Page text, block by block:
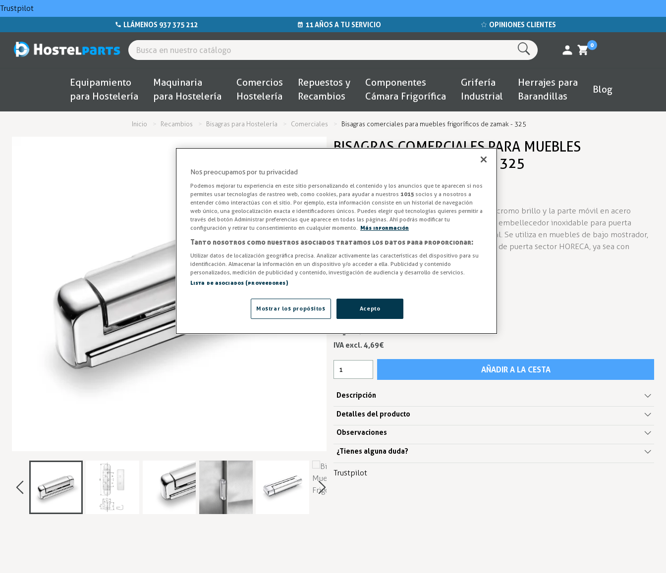
Trustpilot
LLÁMENOS 937 375 212 11 AÑOS A TU SERVICIO OPINIONES CLIENTES
0
Equipamiento
para Hostelería
Maquinaria
para Hostelería
Comercios
Hostelería
Repuestos y
Recambios
Componentes
Cámara Frigorífica
Grifería
Industrial
Herrajes para
Barandillas
Blog
Inicio Recambios Bisagras para Hostelería Comerciales Bisagras comerciales para muebles frigoríficos de zamak - 325
BISAGRAS COMERCIALES PARA MUEBLES
FRIGORÍFICOS DE ZAMAK - 325
Bisagra 325
Bisagra modelo 325 con parte fija en zamak 5 cromo brillo y la parte móvil en acero
cincado. Realizada en zamak 5 CROMO brillo y embellecedor inoxidable para puerta
frigorífica o neutra de mueble de frío comercial. Se utiliza en muebles de bajo mostrador,
muebles de auto servicio o para cualquier tipo de puerta sector HORECA, ya sea con
burlete o sin burlete.
-2% AHORRA -0,09 €
IVA excl. 4,69€
AÑADIR A LA CESTA
Descripción
Detalles del producto
Observaciones
¿Tienes alguna duda?
Trustpilot
Nos preocupamos por tu privacidad
Podemos mejorar tu experiencia en este sitio personalizando el contenido y los anuncios que te aparecen si nos
permites usar tecnologías de rastreo web, como cookies, para ayudar a nuestros 1015 socios y a nosotros a
entender cómo interactúas con el sitio. Por ejemplo, esta información consiste en un historial de navegación
web único, una geolocalización exacta e identificadores únicos. Puedes elegir qué tecnologías quieres permitir a
través del botón Administrar preferencias que aparece en todas las páginas. Ahí podrás modificar tu
configuración y retirar tu consentimiento en cualquier momento.
Más información
Tanto nosotros como nuestros asociados tratamos los datos para proporcionar:
Utilizar datos de localización geográfica precisa. Analizar activamente las características del dispositivo para su
identificación. Almacenar la información en un dispositivo y/o acceder a ella. Publicidad y contenido
personalizados, medición de publicidad y contenido, investigación de audiencia y desarrollo de servicios.
Lista de asociados (proveedores)
Acepto
Mostrar los propósitos